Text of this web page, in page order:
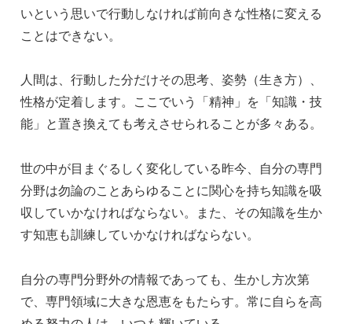
いという思いで行動しなければ前向きな性格に変える
ことはできない。
人間は、行動した分だけその思考、姿勢（生き方）、
性格が定着します。ここでいう「精神」を「知識・技
能」と置き換えても考えさせられることが多々ある。
世の中が目まぐるしく変化している昨今、自分の専門
分野は勿論のことあらゆることに関心を持ち知識を吸
収していかなければならない。また、その知識を生か
す知恵も訓練していかなければならない。
自分の専門分野外の情報であっても、生かし方次第
で、専門領域に大きな恩恵をもたらす。常に自らを高